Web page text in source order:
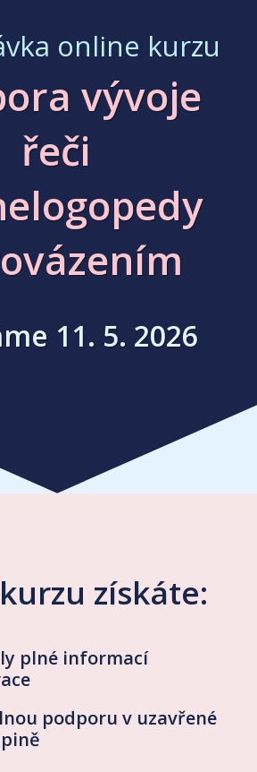
online kurzu
vývoje
řeči
11. 5. 2026
získáte:
plné informací
podporu v uzavřené